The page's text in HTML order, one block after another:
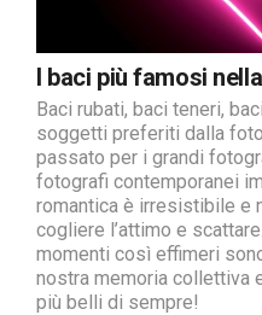
I baci più famosi
Baci rubati, baci teneri,
soggetti preferiti dalla
passato per i grandi
fotografi contemporanei
romantica è irresistibile e
cogliere l’attimo e
momenti così effimeri
nostra memoria collettiva
più belli di sempre!